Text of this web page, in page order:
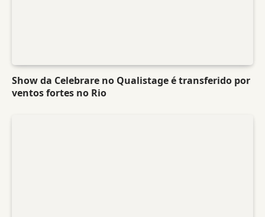
Show da Celebrare no Qualistage é transferido por
ventos fortes no Rio